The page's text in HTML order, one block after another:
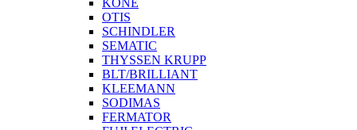
OTIS
SCHINDLER
SEMATIC
THYSSEN KRUPP
BLT/BRILLIANT
KLEEMANN
SODIMAS
FERMATOR